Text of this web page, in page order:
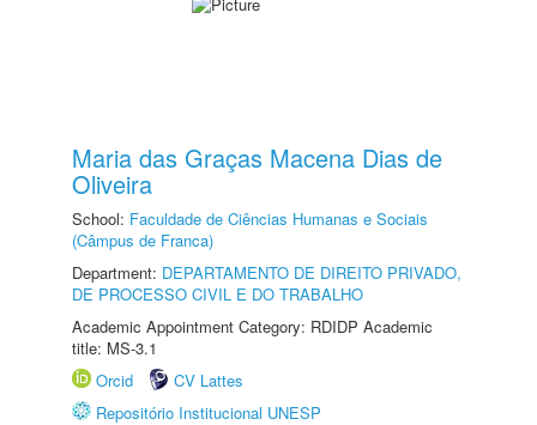
Maria das Graças Macena Dias de
Oliveira
School: Faculdade de Ciências Humanas e Sociais
(Câmpus de Franca)
Department: DEPARTAMENTO DE DIREITO PRIVADO,
DE PROCESSO CIVIL E DO TRABALHO
Academic Appointment Category: RDIDP Academic
title: MS-3.1
Orcid
CV Lattes
Repositório Institucional UNESP